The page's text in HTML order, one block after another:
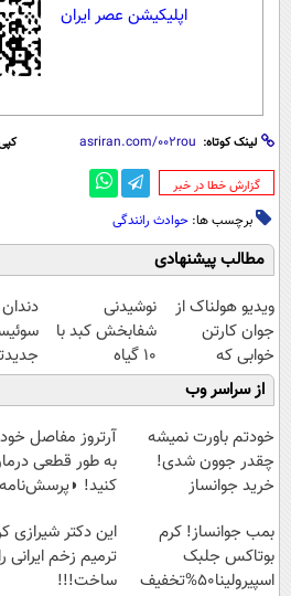
اپلیکیشن عصر ایران
لینک کوتاه:
‌گزارش خطا در خبر
برچسب ها: حوادث رانندگی
مطالب پیشنهادی
ویدیو هولناک از
جوان کارتن
خوابی که
میلیاردر شد.
آموزش رایگان
نوشیدنی
شفابخش کبد با
10 گیاه
موثر(تخفیف تا
امشب)
سبک
از سراسر وب
خودتم باورت نمیشه
چقدر جوون شدی!
خرید جوانساز
ویژه
آرتروز مفاصل خود
به طور قطعی
کنید!
بمب جوانساز! کرم
بوتاکس جلبک
اسپیرولینا50%تخفیف
این دکتر شیرازی
ترمیم زخم ایرانی را
ساخت!!!